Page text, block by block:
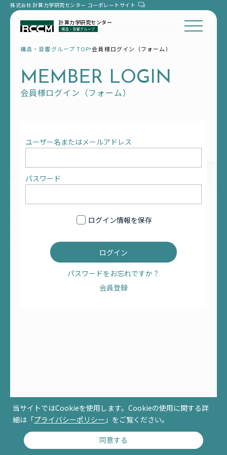
株式会社 計算力学研究センター コーポレートサイト
計算力学研究センター
構造・音響グループ TOP 会員様ログイン（フォーム）
MEMBER LOGIN
会員様ログイン（フォーム）
ユーザー名またはメールアドレス
パスワード
ログイン情報を保存
パスワードをお忘れですか？
会員登録
© RCCM ALL RIGHTS RESERVED.
当サイトではCookieを使用します。Cookieの使用に関する詳
細は「プライバシーポリシー 」をご覧ください。
同意する